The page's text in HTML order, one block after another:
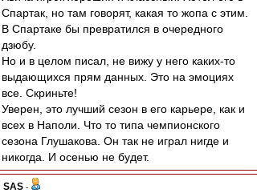
Спартак, но там говорят, какая то жопа с этим.
В Спартаке бы превратился в очередного
дзюбу.
Но и в целом писал, не вижу у него каких-то
выдающихся прям данных. Это на эмоциях
все. Скриньте!
Уверен, это лучший сезон в его карьере, как и
всех в Наполи. Что то типа чемпионского
сезона Глушакова. Он так не играл нигде и
никогда. И осенью не будет.
SAS -